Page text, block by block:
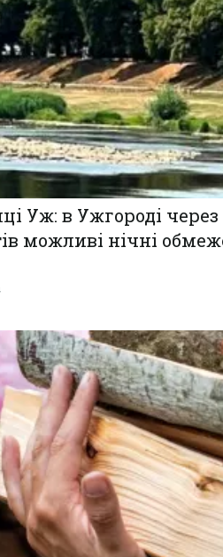
Уж: в Ужгороді через
можливі нічні